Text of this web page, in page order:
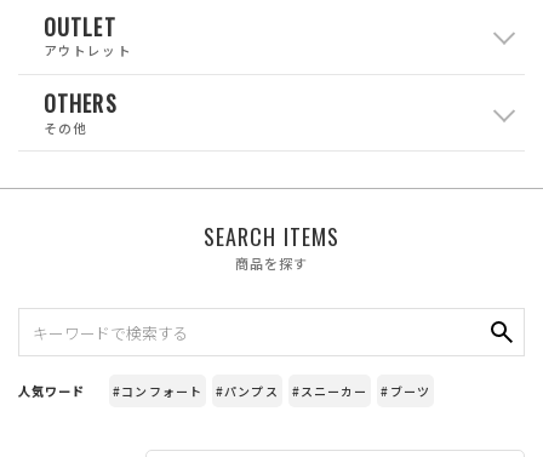
OUTLET
アウトレット
OTHERS
その他
SEARCH ITEMS
商品を探す
人気ワード #コンフォート #パンプス #スニーカー #ブーツ